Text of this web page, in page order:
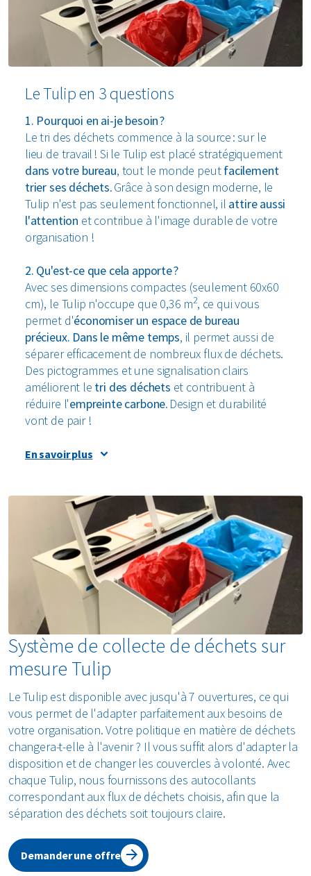
Le Tulip en 3 questions
1. Pourquoi en ai-je besoin ?
Le tri des déchets commence à la source : sur le
lieu de travail ! Si le Tulip est placé stratégiquement
dans votre bureau, tout le monde peutfacilement
trier ses déchets. Grâce à son design moderne, le
Tulip n'est pas seulement fonctionnel, il attire aussi
l'attention et contribue à l'image durable de votre
organisation !
2. Qu'est-ce que cela apporte ?
Avec ses dimensions compactes (seulement 60x60
cm), le Tulip n'occupe que 0,36 m2, ce qui vous
permet d'économiser un espace de bureau
précieux. Dans le même temps, il permet aussi de
séparer efficacement de nombreux flux de déchets.
Des pictogrammes et une signalisation clairs
améliorent le tri des déchets et contribuent à
réduire l'empreinte carbone. Design et durabilité
vont de pair !
3. Comment est-il fabriqué ?
disponible dans toutes les couleurs. Grâce au
couvercle modulaire, vous pouvez facilement
ajuster l'agencement pour que le Tulip s'adapte à
l'évolution de vos besoins en matière de déchets.
Un produit durable avec une garantie de 15 ans
En savoir plus
Système de collecte de déchets sur
mesure Tulip
Le Tulip est disponible avec jusqu'à 7 ouvertures, ce qui
vous permet de l'adapter parfaitement aux besoins de
votre organisation. Votre politique en matière de déchets
changera-t-elle à l'avenir ? Il vous suffit alors d'adapter la
disposition et de changer les couvercles à volonté. Avec
chaque Tulip, nous fournissons des autocollants
correspondant aux flux de déchets choisis, afin que la
séparation des déchets soit toujours claire.
Demander une offre